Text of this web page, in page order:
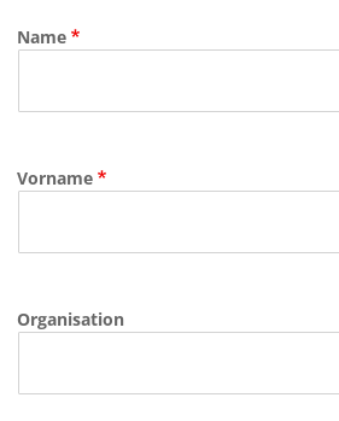
Name
Vorname
Organisation